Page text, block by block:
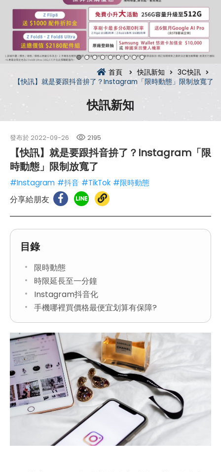
首頁 快訊新知
3C快訊
【快訊】就是要跟抖音拚了？Instagram「限時動態」限制放寬了
快訊新知
發布於 2022-09-26 2195
【快訊】就是要跟抖音拚了？Instagram「限
時動態」限制放寬了
#Instagram #抖音 #TikTok #限時動態
分享給朋友
目錄
限時動態
時限延長至一分鐘
Instagram抖音化
手機哪裡買價格最便宜划算有保障?